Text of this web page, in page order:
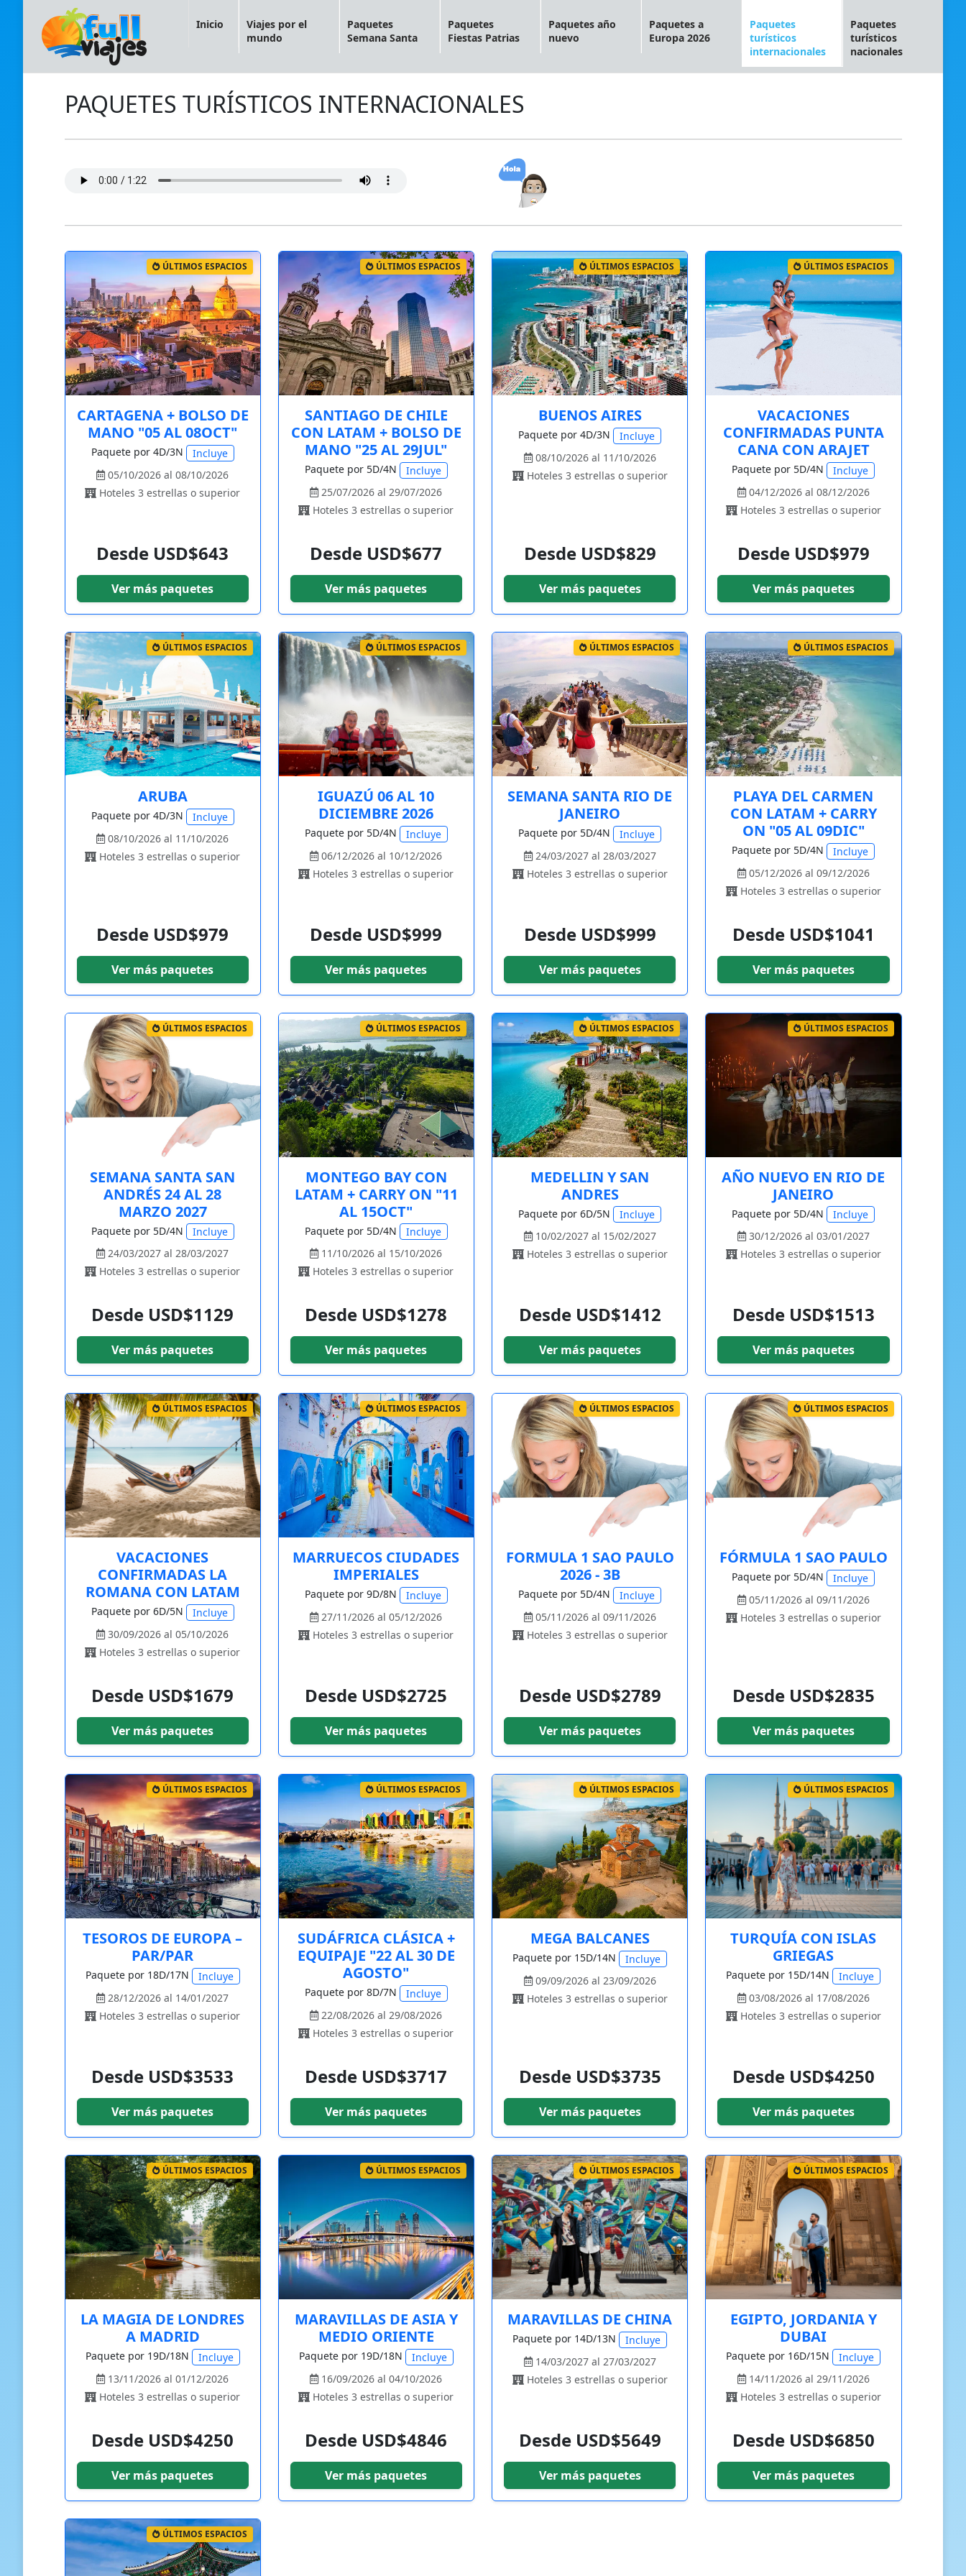
Inicio
Viajes por el
mundo
Paquetes
Semana Santa
Paquetes
Fiestas Patrias
Paquetes año
nuevo
Paquetes a
Europa 2026
Paquetes
turísticos
internacionales
Paquetes
turísticos
nacionales
PAQUETES TURÍSTICOS INTERNACIONALES
ÚLTIMOS ESPACIOS
CARTAGENA + BOLSO DE
MANO "05 AL 08OCT"
Paquete por 4D/3N
Incluye
05/10/2026 al 08/10/2026
Hoteles 3 estrellas o superior
Desde USD$643
Ver más paquetes
ÚLTIMOS ESPACIOS
SANTIAGO DE CHILE
CON LATAM + BOLSO DE
MANO "25 AL 29JUL"
Paquete por 5D/4N
Incluye
25/07/2026 al 29/07/2026
Hoteles 3 estrellas o superior
Desde USD$677
Ver más paquetes
ÚLTIMOS ESPACIOS
BUENOS AIRES
Paquete por 4D/3N Incluye
08/10/2026 al 11/10/2026
Hoteles 3 estrellas o superior
Desde USD$829
Ver más paquetes
ÚLTIMOS ESPACIOS
VACACIONES
CONFIRMADAS PUNTA
CANA CON ARAJET
Paquete por 5D/4N Incluye
04/12/2026 al 08/12/2026
Hoteles 3 estrellas o superior
Desde USD$979
Ver más paquetes
ÚLTIMOS ESPACIOS
ARUBA
Paquete por 4D/3N
Incluye
08/10/2026 al 11/10/2026
Hoteles 3 estrellas o superior
Desde USD$979
Ver más paquetes
ÚLTIMOS ESPACIOS
IGUAZÚ 06 AL 10
DICIEMBRE 2026
Paquete por 5D/4N
Incluye
06/12/2026 al 10/12/2026
Hoteles 3 estrellas o superior
Desde USD$999
Ver más paquetes
ÚLTIMOS ESPACIOS
SEMANA SANTA RIO DE
JANEIRO
Paquete por 5D/4N Incluye
24/03/2027 al 28/03/2027
Hoteles 3 estrellas o superior
Desde USD$999
Ver más paquetes
ÚLTIMOS ESPACIOS
PLAYA DEL CARMEN
CON LATAM + CARRY
ON "05 AL 09DIC"
Paquete por 5D/4N Incluye
05/12/2026 al 09/12/2026
Hoteles 3 estrellas o superior
Desde USD$1041
Ver más paquetes
ÚLTIMOS ESPACIOS
SEMANA SANTA SAN
ANDRÉS 24 AL 28
MARZO 2027
Paquete por 5D/4N
Incluye
24/03/2027 al 28/03/2027
Hoteles 3 estrellas o superior
Desde USD$1129
Ver más paquetes
ÚLTIMOS ESPACIOS
MONTEGO BAY CON
LATAM + CARRY ON "11
AL 15OCT"
Paquete por 5D/4N
Incluye
11/10/2026 al 15/10/2026
Hoteles 3 estrellas o superior
Desde USD$1278
Ver más paquetes
ÚLTIMOS ESPACIOS
MEDELLIN Y SAN
ANDRES
Paquete por 6D/5N Incluye
10/02/2027 al 15/02/2027
Hoteles 3 estrellas o superior
Desde USD$1412
Ver más paquetes
ÚLTIMOS ESPACIOS
AÑO NUEVO EN RIO DE
JANEIRO
Paquete por 5D/4N Incluye
30/12/2026 al 03/01/2027
Hoteles 3 estrellas o superior
Desde USD$1513
Ver más paquetes
ÚLTIMOS ESPACIOS
VACACIONES
CONFIRMADAS LA
ROMANA CON LATAM
Paquete por 6D/5N
Incluye
30/09/2026 al 05/10/2026
Hoteles 3 estrellas o superior
Desde USD$1679
Ver más paquetes
ÚLTIMOS ESPACIOS
MARRUECOS CIUDADES
IMPERIALES
Paquete por 9D/8N
Incluye
27/11/2026 al 05/12/2026
Hoteles 3 estrellas o superior
Desde USD$2725
Ver más paquetes
ÚLTIMOS ESPACIOS
FORMULA 1 SAO PAULO
2026 - 3B
Paquete por 5D/4N Incluye
05/11/2026 al 09/11/2026
Hoteles 3 estrellas o superior
Desde USD$2789
Ver más paquetes
ÚLTIMOS ESPACIOS
FÓRMULA 1 SAO PAULO
Paquete por 5D/4N Incluye
05/11/2026 al 09/11/2026
Hoteles 3 estrellas o superior
Desde USD$2835
Ver más paquetes
ÚLTIMOS ESPACIOS
TESOROS DE EUROPA –
PAR/PAR
Paquete por 18D/17N
Incluye
28/12/2026 al 14/01/2027
Hoteles 3 estrellas o superior
Desde USD$3533
Ver más paquetes
ÚLTIMOS ESPACIOS
SUDÁFRICA CLÁSICA +
EQUIPAJE "22 AL 30 DE
AGOSTO"
Paquete por 8D/7N
Incluye
22/08/2026 al 29/08/2026
Hoteles 3 estrellas o superior
Desde USD$3717
Ver más paquetes
ÚLTIMOS ESPACIOS
MEGA BALCANES
Paquete por 15D/14N Incluye
09/09/2026 al 23/09/2026
Hoteles 3 estrellas o superior
Desde USD$3735
Ver más paquetes
ÚLTIMOS ESPACIOS
TURQUÍA CON ISLAS
GRIEGAS
Paquete por 15D/14N Incluye
03/08/2026 al 17/08/2026
Hoteles 3 estrellas o superior
Desde USD$4250
Ver más paquetes
ÚLTIMOS ESPACIOS
LA MAGIA DE LONDRES
A MADRID
Paquete por 19D/18N
Incluye
13/11/2026 al 01/12/2026
Hoteles 3 estrellas o superior
Desde USD$4250
Ver más paquetes
ÚLTIMOS ESPACIOS
MARAVILLAS DE ASIA Y
MEDIO ORIENTE
Paquete por 19D/18N
Incluye
16/09/2026 al 04/10/2026
Hoteles 3 estrellas o superior
Desde USD$4846
Ver más paquetes
ÚLTIMOS ESPACIOS
MARAVILLAS DE CHINA
Paquete por 14D/13N Incluye
14/03/2027 al 27/03/2027
Hoteles 3 estrellas o superior
Desde USD$5649
Ver más paquetes
ÚLTIMOS ESPACIOS
EGIPTO, JORDANIA Y
DUBAI
Paquete por 16D/15N Incluye
14/11/2026 al 29/11/2026
Hoteles 3 estrellas o superior
Desde USD$6850
Ver más paquetes
ÚLTIMOS ESPACIOS